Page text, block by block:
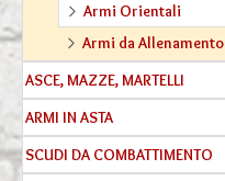
Armi Orientali
Armi da Allenamento
ASCE, MAZZE, MARTELLI
ARMI IN ASTA
SCUDI DA COMBATTIMENTO